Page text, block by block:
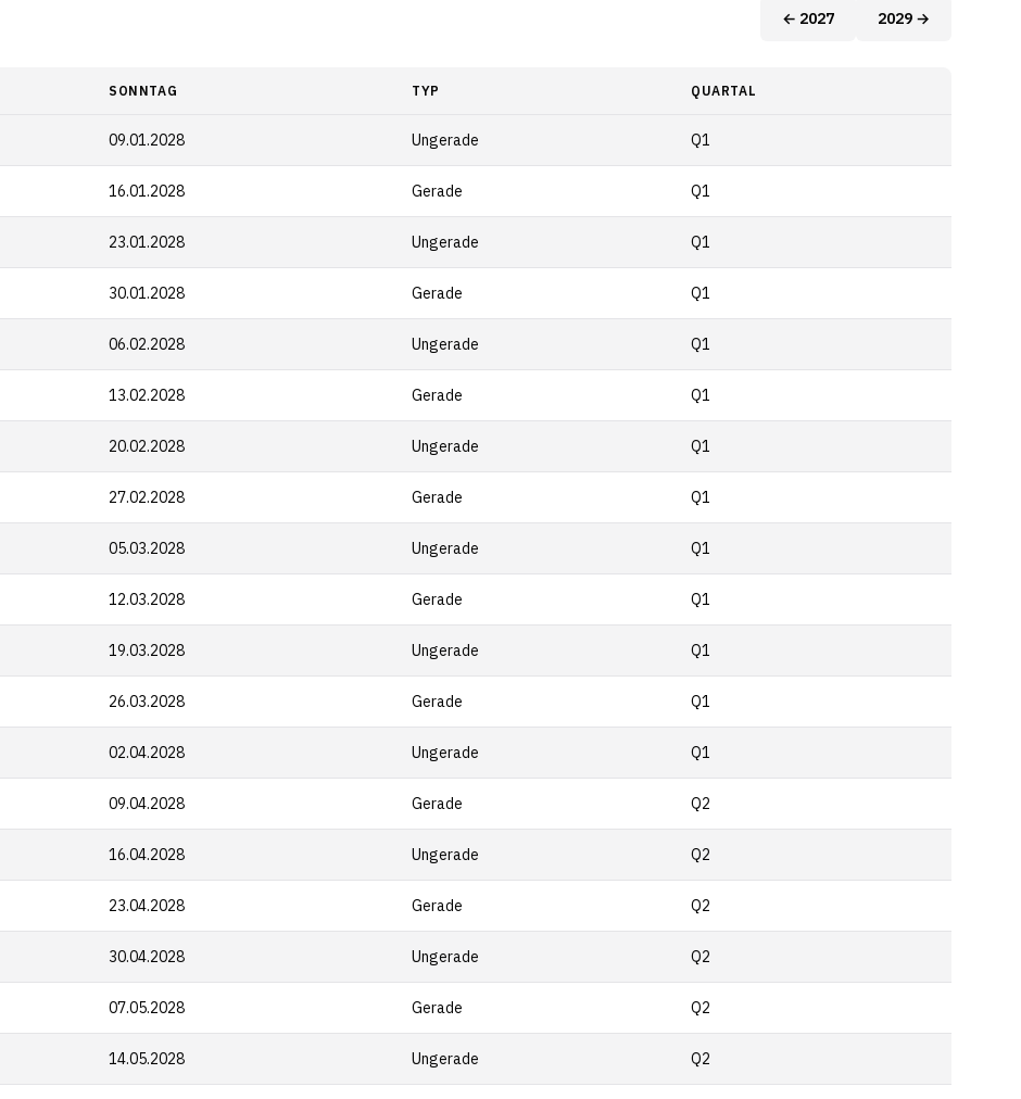
← 2027 2029 →
SONNTAG TYP QUARTAL
09.01.2028 Ungerade Q1
16.01.2028 Gerade Q1
23.01.2028 Ungerade Q1
30.01.2028 Gerade Q1
06.02.2028 Ungerade Q1
13.02.2028 Gerade Q1
20.02.2028 Ungerade Q1
27.02.2028 Gerade Q1
05.03.2028 Ungerade Q1
12.03.2028 Gerade Q1
19.03.2028 Ungerade Q1
26.03.2028 Gerade Q1
02.04.2028 Ungerade Q1
09.04.2028 Gerade Q2
16.04.2028 Ungerade Q2
23.04.2028 Gerade Q2
30.04.2028 Ungerade Q2
07.05.2028 Gerade Q2
14.05.2028 Ungerade Q2